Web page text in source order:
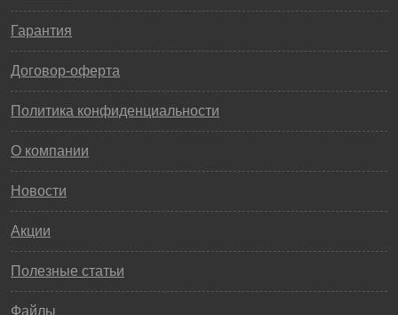
Гарантия
Договор-оферта
Политика конфиденциальности
О компании
Новости
Акции
Полезные статьи
Файлы